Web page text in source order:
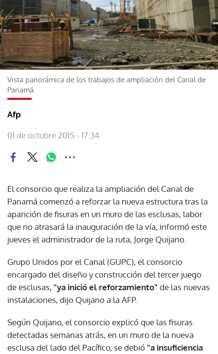
Vista panorámica de los trabajos de ampliación del Canal de
Panamá.
Afp
01 de octubre 2015 - 17:34
El consorcio que realiza la ampliación del Canal de
Panamá comenzó a reforzar la nueva estructura tras la
aparición de fisuras en un muro de las esclusas, labor
que no atrasará la inauguración de la vía, informó este
jueves el administrador de la ruta, Jorge Quijano.
Grupo Unidos por el Canal (GUPC), el consorcio
encargado del diseño y construcción del tercer juego
de esclusas, "ya inició el reforzamiento" de las nuevas
instalaciones, dijo Quijano a la AFP.
Según Quijano, el consorcio explicó que las fisuras
detectadas semanas atrás, en un muro de la nueva
esclusa del lado del Pacífico, se debió "a insuficiencia